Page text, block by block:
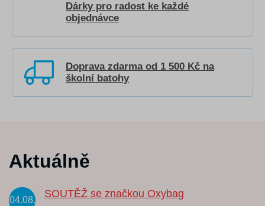
Dárky pro radost ke každé
objednávce
Doprava zdarma od 1 500 Kč na
školní batohy
Aktuálně
04.08.
SOUTĚŽ se značkou Oxybag